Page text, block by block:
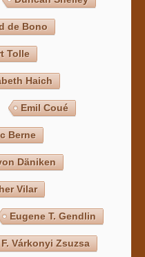
de Bono
Tolle
Haich
Emil Coué
Berne
Däniken
Vilar
Eugene T. Gendlin
F. Várkonyi Zsuzsa